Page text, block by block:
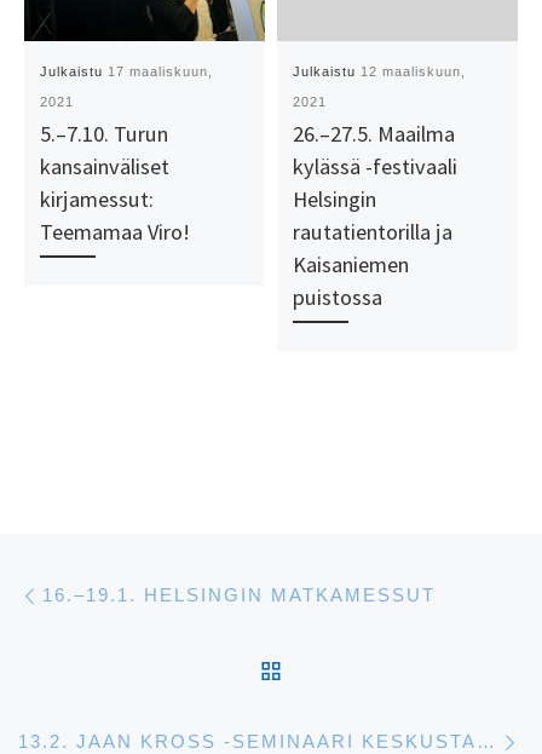
Julkaistu 17 maaliskuun,
2021
5.–7.10. Turun
kansainväliset
kirjamessut:
Teemamaa Viro!
Julkaistu 12 maaliskuun,
2021
26.–27.5. Maailma
kylässä -festivaali
Helsingin
rautatientorilla ja
Kaisaniemen
puistossa
Artikkelien navigointi
16.–19.1. HELSINGIN MATKAMESSUT
13.2. JAAN KROSS -SEMINAARI KESKUSTAKIRJASTO OODISSA HELSINGISSÄ